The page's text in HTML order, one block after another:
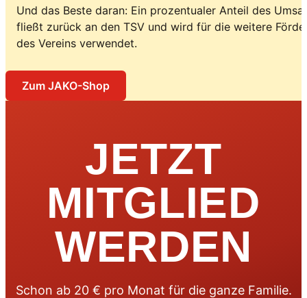
Und das Beste daran: Ein prozentualer Anteil des
fließt zurück an den TSV und wird für die weitere
des Vereins verwendet.
Zum JAKO-Shop
JETZT
MITGLIED
WERDEN
Schon ab 20 € pro Monat für die ganze Familie.